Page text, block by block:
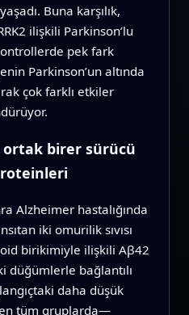
Buna karşılık,
ilişkili Parkinson’lu
pek fark
Parkinson’un altında
çok farklı etkiler
ortak birer sürücü
Alzheimer hastalığında
iki omurilik sıvısı
birikimiyle ilişkili Aβ42
düğümlerle bağlantılı
daha düşük
tüm gruplarda—